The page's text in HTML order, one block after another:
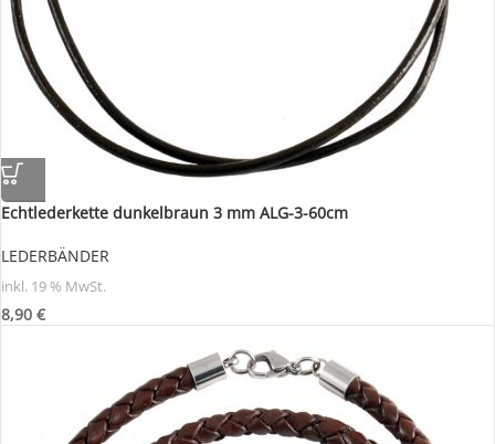
Echtlederkette dunkelbraun 3 mm ALG-3-60cm
LEDERBÄNDER
inkl. 19 % MwSt.
8,90 €